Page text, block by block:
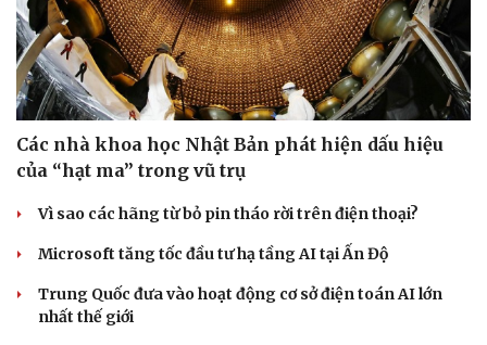
Các nhà khoa học Nhật Bản phát hiện dấu hiệu
của “hạt ma” trong vũ trụ
Vì sao các hãng từ bỏ pin tháo rời trên điện thoại?
Microsoft tăng tốc đầu tư hạ tầng AI tại Ấn Độ
Trung Quốc đưa vào hoạt động cơ sở điện toán AI lớn
nhất thế giới